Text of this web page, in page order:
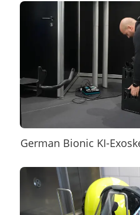
German Bionic KI-